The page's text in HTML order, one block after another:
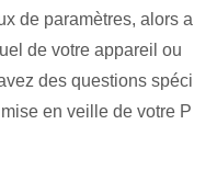
de paramètres, alors a
de votre appareil ou
des questions spéci
en veille de votre P